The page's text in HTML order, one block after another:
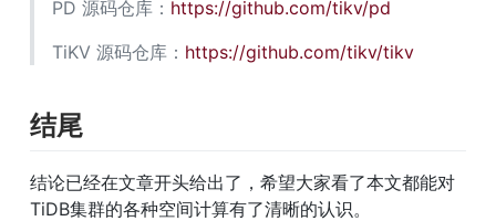
PD 源码仓库： https://github.com/tikv/pd
TiKV 源码仓库： https://github.com/tikv/tikv
结尾
结论已经在文章开头给出了，希望大家看了本文都能对
TiDB集群的各种空间计算有了清晰的认识。